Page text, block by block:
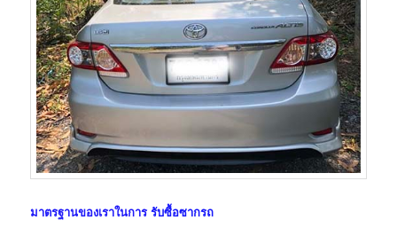
มาตรฐานของเราในการรับซื้อซากรถ